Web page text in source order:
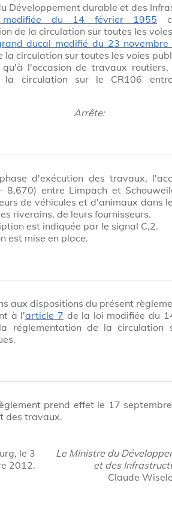
Développement durable et des
du 14 février 1955
de la circulation sur toutes les
ducal modifié du 23 novembre
la circulation sur toutes les voies
qu'à l'occasion de travaux
la circulation sur le CR106
Arrête:
d'exécution des travaux,
8,670) entre Limpach et
de véhicules et d'animaux dans
riverains, de leurs fournisseurs.
est indiquée par le signal C,2.
est mise en place.
aux dispositions du présent
à l'article 7 de la loi modifiée du
réglementation de la circulation
prend effet le 17
des travaux.
le 3
2012.
Le Ministre du
et des
Claude